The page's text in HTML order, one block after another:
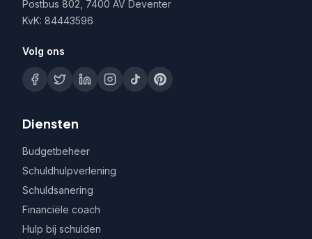
Postbus 802, 7400 AV Deventer
KvK: 84443596
Volg ons
Diensten
Budgetbeheer
Schuldhulpverlening
Schuldsanering
Financiële coach
Hulp bij schulden